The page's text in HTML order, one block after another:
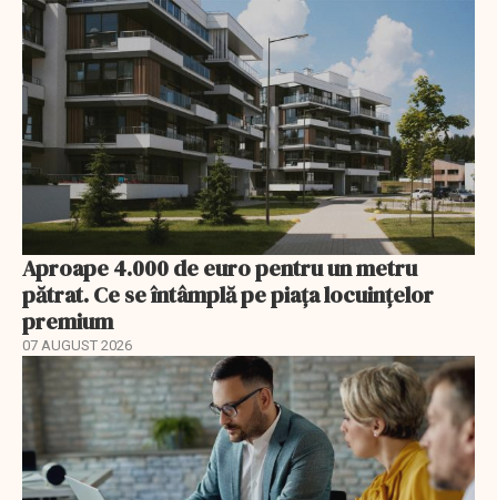
Aproape 4.000 de euro pentru un metru
pătrat. Ce se întâmplă pe piața locuințelor
premium
07 AUGUST 2026